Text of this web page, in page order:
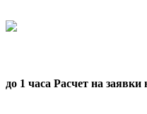
до 1 часа Расчет на заявки